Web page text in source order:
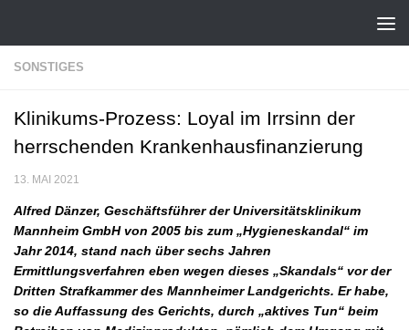
SONSTIGES
Klinikums-Prozess: Loyal im Irrsinn der
herrschenden Krankenhausfinanzierung
13. MAI 2021
Alfred Dänzer, Geschäftsführer der Universitätsklinikum
Mannheim GmbH von 2005 bis zum „Hygieneskandal“ im
Jahr 2014, stand nach über sechs Jahren
Ermittlungsverfahren eben wegen dieses „Skandals“ vor der
Dritten Strafkammer des Mannheimer Landgerichts. Er habe,
so die Auffassung des Gerichts, durch „aktives Tun“ beim